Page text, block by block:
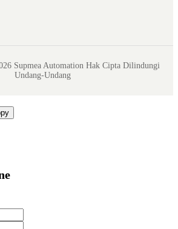
Supmea Automation Hak Cipta Dilindungi
Undang-Undang